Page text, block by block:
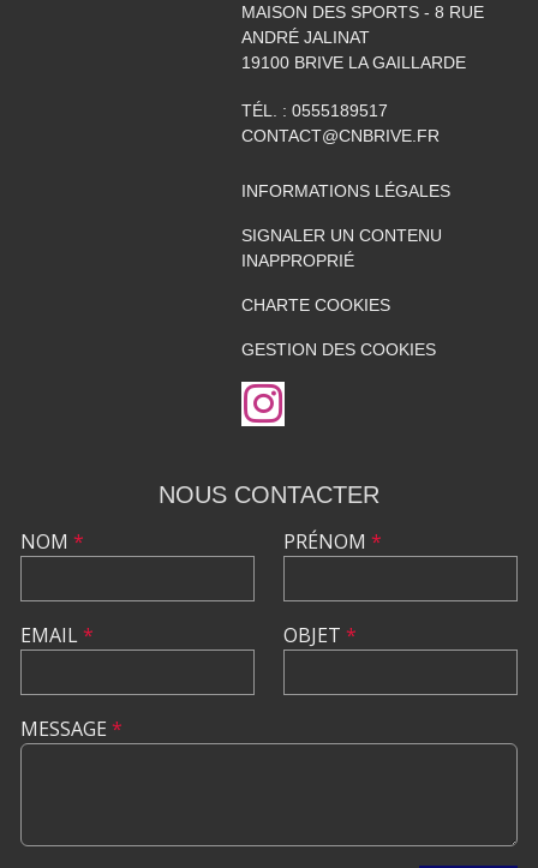
MAISON DES SPORTS - 8 RUE
ANDRÉ JALINAT
19100 BRIVE LA GAILLARDE
TÉL. : 0555189517
CONTACT@CNBRIVE.FR
INFORMATIONS LÉGALES
SIGNALER UN CONTENU
INAPPROPRIÉ
CHARTE COOKIES
GESTION DES COOKIES
NOUS CONTACTER
NOM *
EMAIL*
PRÉNOM *
OBJET *
MESSAGE *